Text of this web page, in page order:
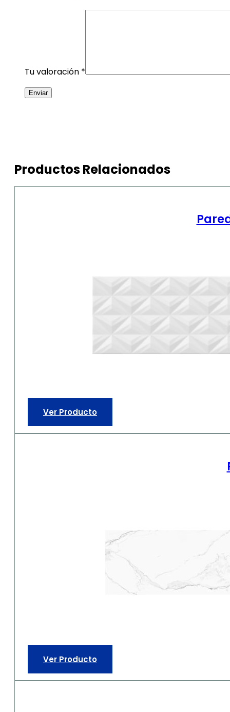
Tu valoración *
Productos Relacionados
Ver Producto
Ver Producto